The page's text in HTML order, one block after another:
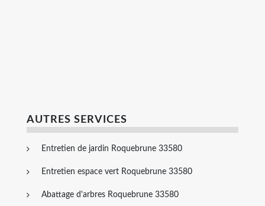
AUTRES SERVICES
Entretien de jardin Roquebrune 33580
Entretien espace vert Roquebrune 33580
Abattage d'arbres Roquebrune 33580